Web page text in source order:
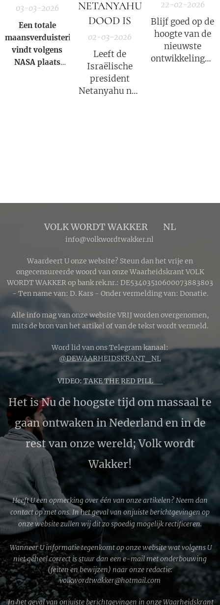
03-03-2026
Een totale
maansverduistering
vindt volgens
NASA plaats
waardoor
worden gefilterd
en dieprood en
koperkleurig
licht de maan
bereikt.
NETANYAHU
DOOD IS
02-03-2026
Leeft de
Israëlische
president
Netanyahu nog
22-02-2026
Blijf goed op de
hoogte van de
nieuwste
ontwikkelingen
VOLK WORDT WAKKER 🔴 NL
info@volkwordtwakker.nl
Waardeert U onze website? Steun dan het vrije en
ongecensureerde woord van onze Waarheidskrant VOLK
WORDT WAKKER op bank rek.nr.: DE53403510600073883803
- Ten name van: D. Kars - Onder vermelding van: Donatie.
Alle info mag van onze website VRIJ worden overgenomen,
mits de bron van het artikel of van de tekst wordt vermeld.
Word lid van ons Telegram kanaal:
@DEWAARHEIDSKRANT_NL
VIDEO: TAKE THE RED PILL 🔴
Het is Nu de hoogste tijd om massaal te
gaan ontwaken in Nederland en in de
rest van onze wereld; Volk wordt
Wakker!
Heeft U een opmerking over één van onze artikelen? Neem dan
contact op met ons. In het geval van onjuiste berichtgevingen op
onze website zullen wij dit zo spoedig mogelijk rectificeren.
Wanneer U informatie tegenkomt op onze website wat volgens U
niet geheel correct is stuur dan een e-mail met onderbouwing
(feiten en bewijzen) naar onze redactie:
volkwordtwakker@hotmail.com
In het geval van onjuiste berichtgevingen in onze Waarheidskrant